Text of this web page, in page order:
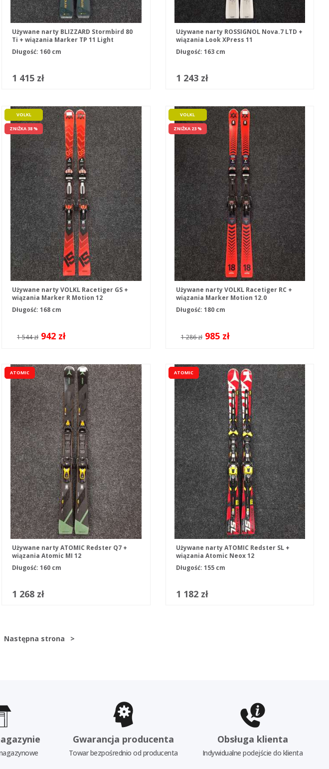
Używane narty BLIZZARD Stormbird 80
Ti + wiązania Marker TP 11 Light
Długość: 160 cm
1 415 zł
Używane narty ROSSIGNOL Nova.7 LTD +
wiązania Look XPress 11
Długość: 163 cm
1 243 zł
VOLKL
ZNIŻKA 38 %
Używane narty VOLKL Racetiger GS +
wiązania Marker R Motion 12
Długość: 168 cm
1 544 zł 942 zł
VOLKL
ZNIŻKA 23 %
Używane narty VOLKL Racetiger RC +
wiązania Marker Motion 12.0
Długość: 180 cm
1 286 zł 985 zł
ATOMIC
Używane narty ATOMIC Redster Q7 +
wiązania Atomic MI 12
Długość: 160 cm
1 268 zł
ATOMIC
Używane narty ATOMIC Redster SL +
wiązania Atomic Neox 12
Długość: 155 cm
1 182 zł
Następna strona >
Gwarancja producenta
Towar bezpośrednio od producenta
Obsługa klienta
Indywidualne podejście do klienta